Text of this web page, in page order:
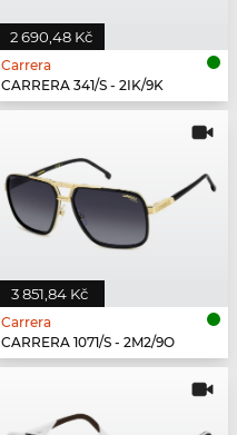
2 690,48 Kč
Carrera
CARRERA 341/S - 2IK/9K
3 851,84 Kč
Carrera
CARRERA 1071/S - 2M2/9O